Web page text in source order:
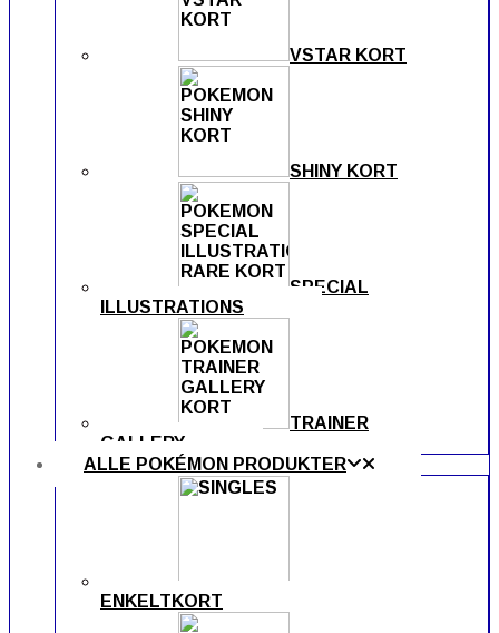
VSTAR KORT
SHINY KORT
SPECIAL
ILLUSTRATIONS
TRAINER
GALLERY
ALLE POKÉMON PRODUKTER
ENKELTKORT